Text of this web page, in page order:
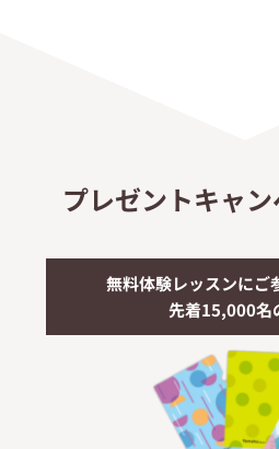
プレゼントキャ
無料体験レッスンにご
先着15,000名